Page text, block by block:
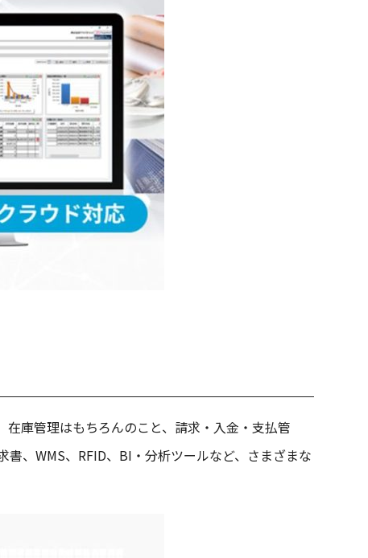
庫管理はもちろんのこと、請求・入金・支払管
、WMS、RFID、BI・分析ツールなど、さまざまな